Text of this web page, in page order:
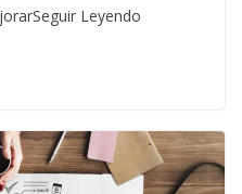
Leyendo